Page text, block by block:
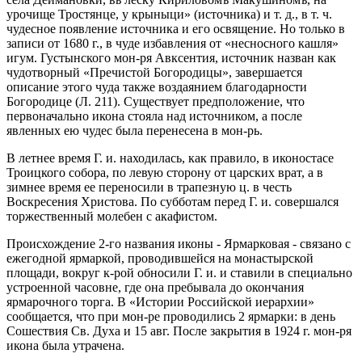
урочище Тростянце, у крыныци» (источника) и т. д., в т. ч.
чудесное появление источника и его освящение. Но только в
записи от 1680 г., в чуде избавления от «несносного кашля»
игум. Густынского мон-ря Авксентия, источник назван как
чудотворный «Пречистой Богородицы», завершается
описание этого чуда также воздаянием благодарности
Богородице (Л. 211). Существует предположение, что
первоначально икона стояла над источником, а после
явленных ею чудес была перенесена в мон-рь.
В летнее время Г. и. находилась, как правило, в иконостасе
Троицкого собора, по левую сторону от царских врат, а в
зимнее время ее переносили в трапезную ц. в честь
Воскресения Христова. По субботам перед Г. и. совершался
торжественный молебен с акафистом.
Происхождение 2-го названия иконы - Ярмарковая - связано с
ежегодной ярмаркой, проводившейся на монастырской
площади, вокруг к-рой обносили Г. и. и ставили в специально
устроенной часовне, где она пребывала до окончания
ярмарочного торга. В «Истории Российской иерархии»
сообщается, что при мон-ре проводились 2 ярмарки: в день
Сошествия Св. Духа и 15 авг. После закрытия в 1924 г. мон-ря
икона была утрачена.